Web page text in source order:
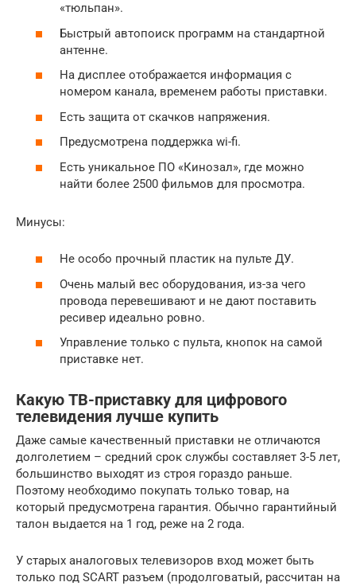
«тюльпан».
Быстрый автопоиск программ на стандартной
антенне.
На дисплее отображается информация с
номером канала, временем работы приставки.
Есть защита от скачков напряжения.
Предусмотрена поддержка wi-fi.
Есть уникальное ПО «Кинозал», где можно
найти более 2500 фильмов для просмотра.
Минусы:
Не особо прочный пластик на пульте ДУ.
Очень малый вес оборудования, из-за чего
провода перевешивают и не дают поставить
ресивер идеально ровно.
Управление только с пульта, кнопок на самой
приставке нет.
Какую ТВ-приставку для цифрового
телевидения лучше купить
Даже самые качественный приставки не отличаются
долголетием – средний срок службы составляет 3-5 лет,
большинство выходят из строя гораздо раньше.
Поэтому необходимо покупать только товар, на
который предусмотрена гарантия. Обычно гарантийный
талон выдается на 1 год, реже на 2 года.
У старых аналоговых телевизоров вход может быть
только под SCART разъем (продолговатый, рассчитан на